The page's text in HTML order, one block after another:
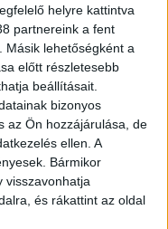
helyre kattintva
partnereink a fent
Másik lehetőségként a
előtt részletesebb
beállításait.
bizonyos
az Ön hozzájárulása, de
ellen. A
Bármikor
visszavonhatja
és rákattint az oldal
az M7-es
oldalán,
– adta hírül a
túlhaladt